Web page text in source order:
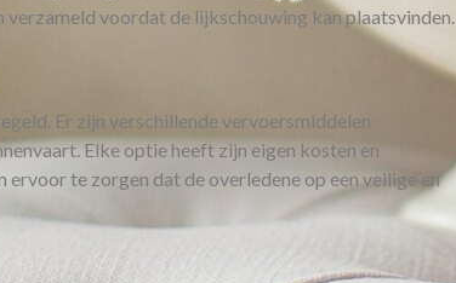
voordat de lijkschouwing kan plaatsvinden.
Er zijn verschillende vervoersmiddelen
Elke optie heeft zijn eigen kosten en
te zorgen dat de overledene op een veilige en